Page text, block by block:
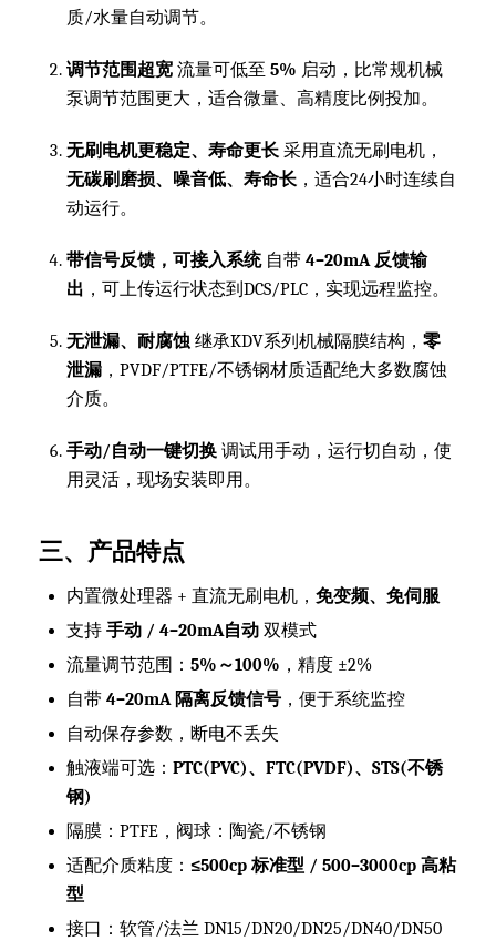
质/水量自动调节。
调节范围超宽 流量可低至 5% 启动，比常规机械
泵调节范围更大，适合微量、高精度比例投加。
无刷电机更稳定、寿命更长 采用直流无刷电机，
无碳刷磨损、噪音低、寿命长 ，适合24小时连续自
动运行。
带信号反馈，可接入系统自带 4–20mA 反馈输
出 ，可上传运行状态到DCS/PLC，实现远程监控。
无泄漏、耐腐蚀 继承KDV系列机械隔膜结构， 零
泄漏 ，PVDF/PTFE/不锈钢材质适配绝大多数腐蚀
介质。
手动/自动一键切换 调试用手动，运行切自动，使
用灵活，现场安装即用。
三、产品特点
内置微处理器 + 直流无刷电机， 免变频、免伺服
支持 手动 / 4–20mA自动 双模式
流量调节范围： 5%～100% ，精度 ±2%
自带 4–20mA 隔离反馈信号 ，便于系统监控
自动保存参数，断电不丢失
触液端可选： PTC(PVC)、FTC(PVDF)、STS(不锈
钢)
隔膜：PTFE，阀球：陶瓷/不锈钢
适配介质粘度： ≤500cp 标准型 / 500–3000cp 高粘
型
接口：软管/法兰 DN15/DN20/DN25/DN40/DN50